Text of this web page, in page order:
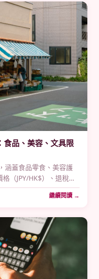
食品、美容、文具限
涵蓋食品零食、美容護
（JPY/HK$）、退稅貼
強指南。
繼續閱讀 →